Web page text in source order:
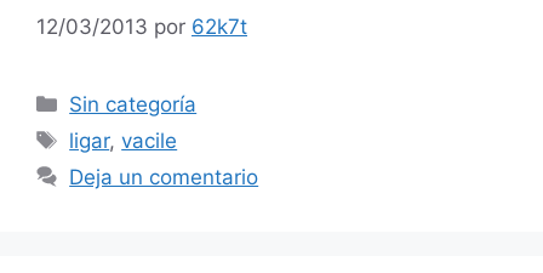
12/03/2013 por 62k7t
Categorías
Sin categoría
Etiquetas
ligar,vacile
Deja un comentario